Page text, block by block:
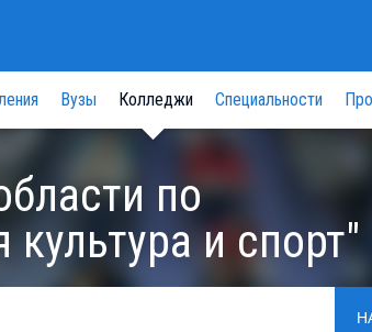
Вузы Колледжи Специальности
по
и спорт"